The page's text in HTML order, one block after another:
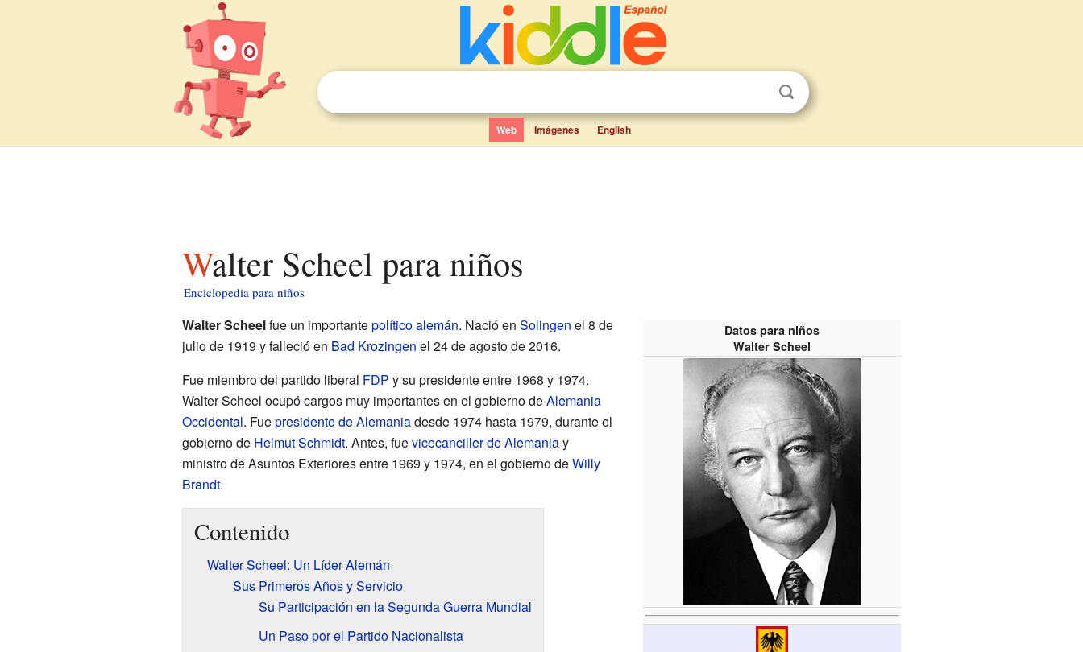
Web Imágenes English
Walter Scheel para niños
Enciclopedia para niños
Datos para niños
Walter Scheel
Walter Scheelfue un importantepolíticoalemán. Nació en Solingen el 8 de
julio de 1919 y falleció en Bad Krozingen el 24 de agosto de 2016.
Fue miembro del partido liberal FDP y su presidente entre 1968 y 1974.
Walter Scheel ocupó cargos muy importantes en el gobierno deAlemania
Occidental. Fuepresidente de Alemaniadesde 1974 hasta 1979, durante el
gobierno de Helmut Schmidt. Antes, fuevicecanciller de Alemaniay
ministro de Asuntos Exteriores entre 1969 y 1974, en el gobierno deWilly
Brandt.
Contenido
Walter Scheel: Un Líder Alemán
Sus Primeros Años y Servicio
Su Participación en la Segunda Guerra Mundial
Un Paso por el Partido Nacionalista